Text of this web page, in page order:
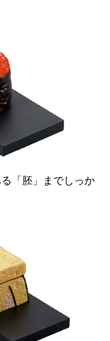
「胚」までしっか